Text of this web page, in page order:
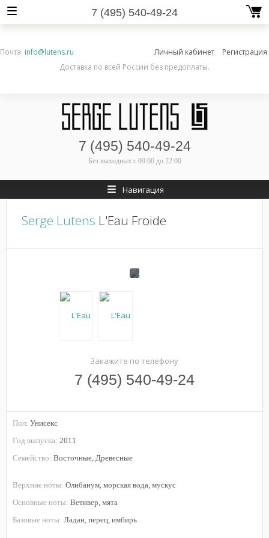
7 (495) 540-49-24
Почта: info@lutens.ru Личный кабинет
Регистрация
Доставка по всей России без предоплаты.
7 (495) 540-49-24
Без выходных с 09:00 до 22:00
Навигация
Serge Lutens L'Eau Froide
Закажите по телефону
7 (495) 540-49-24
Пол: Унисекс
Год выпуска: 2011
Семейство: Восточные, Древесные
Верхние ноты: Олибанум, морская вода, мускус
Основные ноты: Ветивер, мята
Базовые ноты: Ладан, перец, имбирь